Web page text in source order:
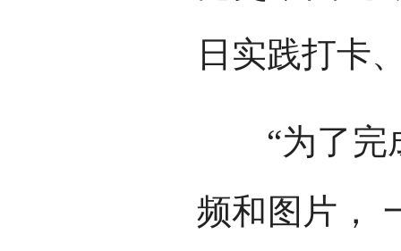
日实践打卡
“为了完成
频和图片，